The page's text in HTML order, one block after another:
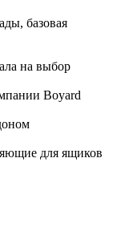
базовая
на выбор
Boyard
для ящиков